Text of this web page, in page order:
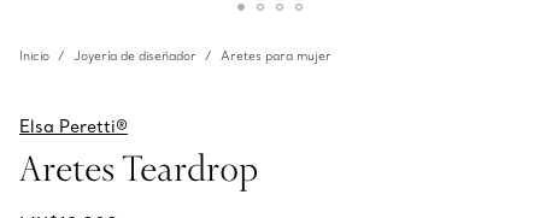
Inicio Joyería de diseñador Aretes para mujer
Elsa Peretti®
Aretes Teardrop